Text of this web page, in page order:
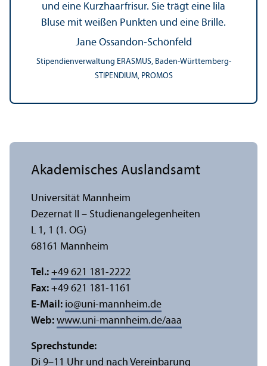
Jane Ossandon-Schönfeld
Stipendienverwaltung ERASMUS, Baden-Württemberg-
STIPENDIUM, PROMOS
Akademisches Auslands­amt
Universität Mannheim
Dezernat II – Studien­angelegenheiten
L 1, 1 (1. OG)
68161 Mannheim
Tel.: +49 621 181-2222
Fax: +49 621 181-1161
E-Mail: io@uni-mannheim.de
Web: www.uni-mannheim.de/aaa
Sprechstunde:
Di 9–11 Uhr und nach Vereinbarung